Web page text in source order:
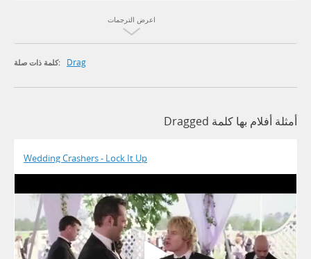
اعرض الترجمات
كلمة ذات صلة: Drag
أمثلة أفلام بها كلمة Dragged
Wedding Crashers - Lock It Up